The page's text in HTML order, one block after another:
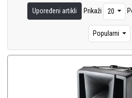
Upoređeni artikli Prikaži 20
Popularni